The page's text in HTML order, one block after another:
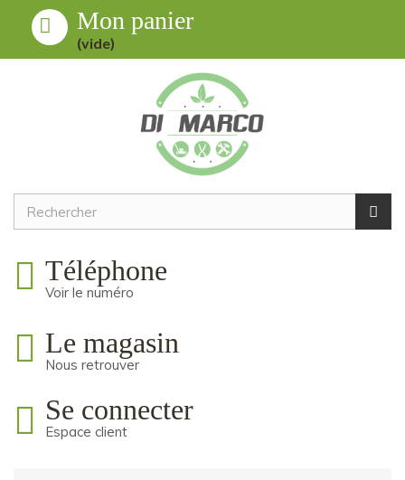
Mon panier
(vide)
Téléphone
Voir le numéro
Le magasin
Nous retrouver
Se connecter
Espace client